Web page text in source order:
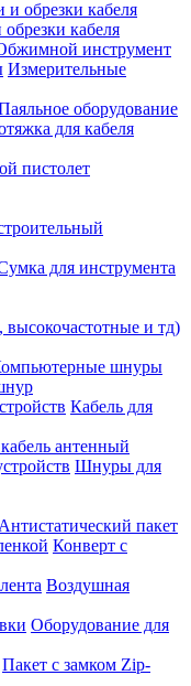
кабеля
инструмент
Измерительные
оборудование
для кабеля
пистолет
для инструмента
и тд)
шнуры
Кабель для
антенный
Шнуры для
Антистатический пакет
Конверт с
Воздушная
Оборудование для
Пакет с замком Zip-